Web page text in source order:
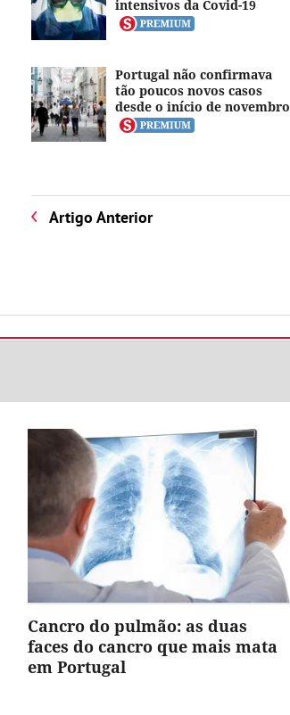
intensivos da Covid-19
Portugal não confirmava
tão poucos novos casos
desde o início de novembro
Artigo Anterior
Cancro do pulmão: as duas
faces do cancro que mais mata
em Portugal